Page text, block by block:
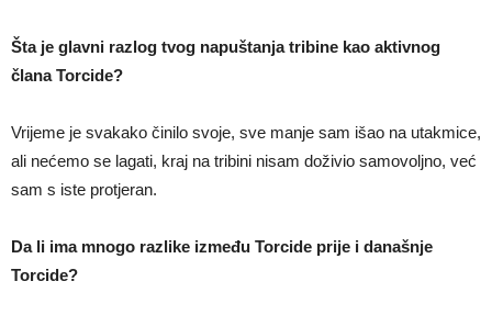
Šta je glavni razlog tvog napuštanja tribine kao aktivnog
člana Torcide?
Vrijeme je svakako činilo svoje, sve manje sam išao na utakmice,
ali nećemo se lagati, kraj na tribini nisam doživio samovoljno, već
sam s iste protjeran.
Da li ima mnogo razlike između Torcide prije i današnje
Torcide?